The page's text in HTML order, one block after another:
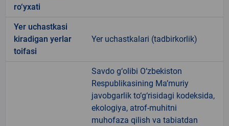
ro‘yxati
Yer uchastkasi
kiradigan yerlar
toifasi
Yer uchastkalari (tadbirkorlik)
Savdo g‘olibi O‘zbekiston
Respublikasining Ma’muriy
javobgarlik to‘g‘risidagi kodeksida,
ekologiya, atrof-muhitni
muhofaza qilish va tabiatdan